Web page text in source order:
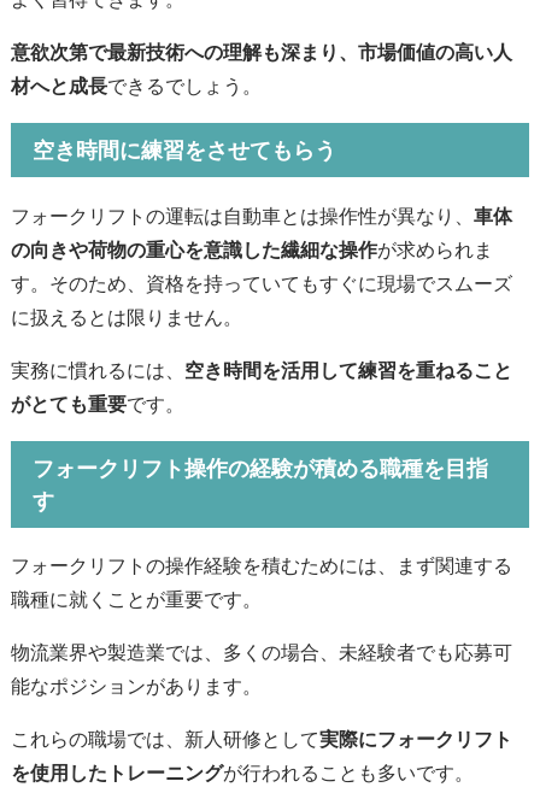
意欲次第で最新技術への理解も深まり、市場価値の高い人
材へと成長できるでしょう。
空き時間に練習をさせてもらう
フォークリフトの運転は自動車とは操作性が異なり、 車体
の向きや荷物の重心を意識した繊細な操作が求められま
す。そのため、資格を持っていてもすぐに現場でスムーズ
に扱えるとは限りません。
実務に慣れるには、 空き時間を活用して練習を重ねること
がとても重要です。
フォークリフト操作の経験が積める職種を目指
す
フォークリフトの操作経験を積むためには、まず関連する
職種に就くことが重要です。
物流業界や製造業では、多くの場合、未経験者でも応募可
能なポジションがあります。
これらの職場では、新人研修として実際にフォークリフト
を使用したトレーニングが行われることも多いです。